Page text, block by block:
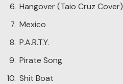
Hangover (Taio Cruz Cover)
Mexico
P.A.R.T.Y.
Pirate Song
Shit Boat